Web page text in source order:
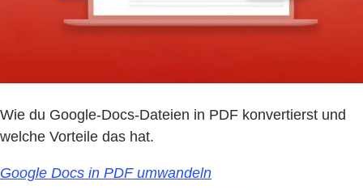
Wie du Google-Docs-Dateien in PDF konvertierst und
welche Vorteile das hat.
Google Docs in PDF umwandeln